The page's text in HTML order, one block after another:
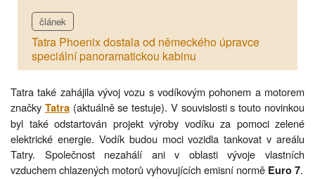
článek
Tatra Phoenix dostala od německého úpravce
speciální panoramatickou kabinu
Tatra také zahájila vývoj vozu s vodíkovým pohonem a motorem
značky Tatra(aktuálně se testuje). V souvislosti s touto novinkou
byl také odstartován projekt výroby vodíku za pomoci zelené
elektrické energie. Vodík budou moci vozidla tankovat v areálu
Tatry. Společnost nezahálí ani v oblasti vývoje vlastních
vzduchem chlazených motorů vyhovujících emisní normě Euro 7.